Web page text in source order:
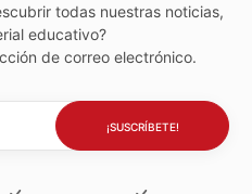
todas nuestras noticias,
educativo?
de correo electrónico.